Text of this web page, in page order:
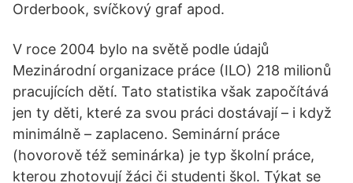
Orderbook, svíčkový graf apod.
V roce 2004 bylo na světě podle údajů
Mezinárodní organizace práce (ILO) 218 milionů
pracujících dětí. Tato statistika však započítává
jen ty děti, které za svou práci dostávají – i když
minimálně – zaplaceno. Seminární práce
(hovorově též seminárka) je typ školní práce,
kterou zhotovují žáci či studenti škol. Týkat se